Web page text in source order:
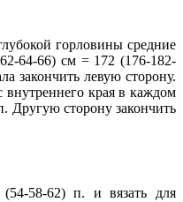
горловины средние
64-66) см = 172 (176-182-
закончить левую сторону.
внутреннего края в каждом
Другую сторону закончить
58-62) п. и вязать для